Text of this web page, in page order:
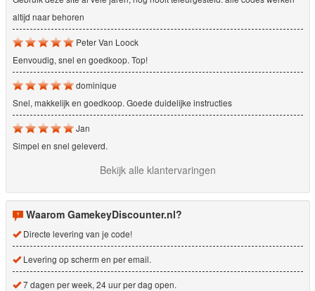
altijd naar behoren
Peter Van Loock
Eenvoudig, snel en goedkoop. Top!
dominique
Snel, makkelijk en goedkoop. Goede duidelijke instructies
Jan
Simpel en snel geleverd.
Bekijk alle klantervaringen
Waarom GamekeyDiscounter.nl?
Directe levering van je code!
Levering op scherm en per email.
7 dagen per week, 24 uur per dag open.